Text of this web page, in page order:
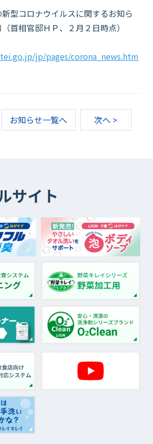
型コロナウイルスに関するお知ら
首相官邸ＨＰ、２月２日時点）
jp/pages/corona_news.htm
お知らせ一覧へ 次へ >
サイト